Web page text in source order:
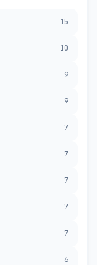
15
10
9
9
7
7
7
7
7
6